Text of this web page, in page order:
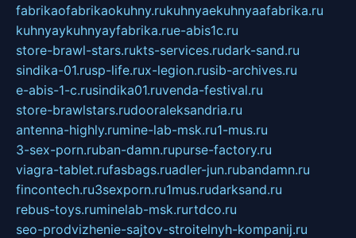
fabrikaofabrikaokuhny.rukuhnyaekuhnyaafabrika.ru
kuhnyaykuhnyayfabrika.rue-abis1c.ru
store-brawl-stars.rukts-services.rudark-sand.ru
sindika-01.rusp-life.rux-legion.rusib-archives.ru
e-abis-1-c.rusindika01.ruvenda-festival.ru
store-brawlstars.rudooraleksandria.ru
antenna-highly.rumine-lab-msk.ru1-mus.ru
3-sex-porn.ruban-damn.rupurse-factory.ru
viagra-tablet.rufasbags.ruadler-jun.rubandamn.ru
fincontech.ru3sexporn.ru1mus.rudarksand.ru
rebus-toys.ruminelab-msk.rurtdco.ru
seo-prodvizhenie-sajtov-stroitelnyh-kompanij.ru